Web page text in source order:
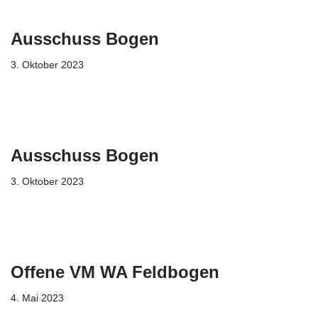
Ausschuss Bogen
3. Oktober 2023
Ausschuss Bogen
3. Oktober 2023
Offene VM WA Feldbogen
4. Mai 2023